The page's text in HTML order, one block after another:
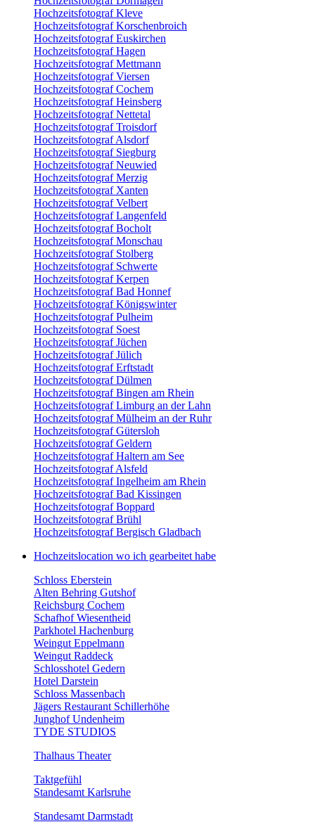
Hochzeitsfotograf Kleve
Hochzeitsfotograf Korschenbroich
Hochzeitsfotograf Euskirchen
Hochzeitsfotograf Hagen
Hochzeitsfotograf Mettmann
Hochzeitsfotograf Viersen
Hochzeitsfotograf Cochem
Hochzeitsfotograf Heinsberg
Hochzeitsfotograf Nettetal
Hochzeitsfotograf Troisdorf
Hochzeitsfotograf Alsdorf
Hochzeitsfotograf Siegburg
Hochzeitsfotograf Neuwied
Hochzeitsfotograf Merzig
Hochzeitsfotograf Xanten
Hochzeitsfotograf Velbert
Hochzeitsfotograf Langenfeld
Hochzeitsfotograf Bocholt
Hochzeitsfotograf Monschau
Hochzeitsfotograf Stolberg
Hochzeitsfotograf Schwerte
Hochzeitsfotograf Kerpen
Hochzeitsfotograf Bad Honnef
Hochzeitsfotograf Königswinter
Hochzeitsfotograf Pulheim
Hochzeitsfotograf Soest
Hochzeitsfotograf Jüchen
Hochzeitsfotograf Jülich
Hochzeitsfotograf Erftstadt
Hochzeitsfotograf Dülmen
Hochzeitsfotograf Bingen am Rhein
Hochzeitsfotograf Limburg an der Lahn
Hochzeitsfotograf Mülheim an der Ruhr
Hochzeitsfotograf Gütersloh
Hochzeitsfotograf Geldern
Hochzeitsfotograf Haltern am See
Hochzeitsfotograf Alsfeld
Hochzeitsfotograf Ingelheim am Rhein
Hochzeitsfotograf Bad Kissingen
Hochzeitsfotograf Boppard
Hochzeitsfotograf Brühl
Hochzeitsfotograf Bergisch Gladbach
Hochzeitslocation wo ich gearbeitet habe
Schloss Eberstein
Alten Behring Gutshof
Reichsburg Cochem
Schafhof Wiesentheid
Parkhotel Hachenburg
Weingut Eppelmann
Weingut Raddeck
Schlosshotel Gedern
Hotel Darstein
Schloss Massenbach
Jägers Restaurant Schillerhöhe
Junghof Undenheim
TYDE STUDIOS
Thalhaus Theater
Taktgefühl
Standesamt Karlsruhe
Standesamt Darmstadt